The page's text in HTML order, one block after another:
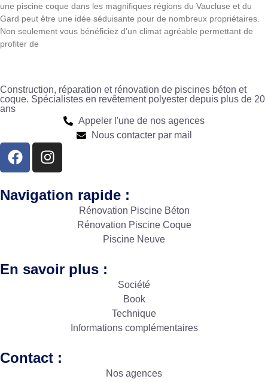
une piscine coque dans les magnifiques régions du Vaucluse et du
Gard peut être une idée séduisante pour de nombreux propriétaires.
Non seulement vous bénéficiez d’un climat agréable permettant de
profiter de
Construction, réparation et rénovation de piscines béton et
coque. Spécialistes en revêtement polyester depuis plus de 20
ans
Appeler l'une de nos agences
Nous contacter par mail
Navigation rapide :
Rénovation Piscine Béton
Rénovation Piscine Coque
Piscine Neuve
En savoir plus :
Société
Book
Technique
Informations complémentaires
Contact :
Nos agences